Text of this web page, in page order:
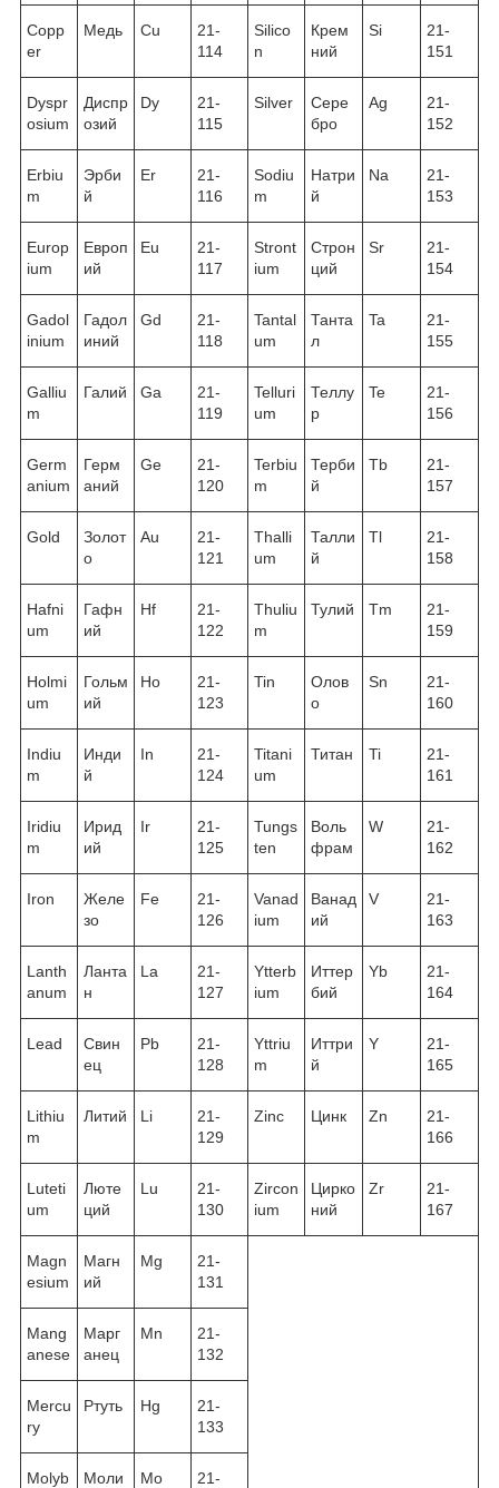
Copp
er
Медь Cu
21-
114
Silico
n
Крем
ний
Si
21-
151
Dyspr
osium
Диспр
озий
Dy
21-
115
Silver
Сере
бро
Ag
21-
152
Erbiu
m
Эрби
й
Er
21-
116
Sodiu
m
Натри
й
Na
21-
153
Europ
ium
Европ
ий
Eu
21-
117
Stront
ium
Строн
ций
Sr
21-
154
Gadol
inium
Гадол
иний
Gd
21-
118
Tantal
um
Танта
л
Ta
21-
155
Galliu
m
Галий Ga
21-
119
Telluri
um
Теллу
р
Te
21-
156
Germ
anium
Герм
аний
Ge
21-
120
Terbiu
m
Терби
й
Tb
21-
157
Gold
Золот
о
Au
21-
121
Thalli
um
Талли
й
Tl
21-
158
Hafni
um
Гафн
ий
Hf
21-
122
Thuliu
m
Тулий Tm
21-
159
Holmi
um
Гольм
ий
Ho
21-
123
Tin
Олов
о
Sn
21-
160
Indiu
m
Инди
й
In
21-
124
Titani
um
Титан Ti
21-
161
Iridiu
m
Ирид
ий
Ir
21-
125
Tungs
ten
Воль
фрам
W
21-
162
Iron
Желе
зо
Fe
21-
126
Vanad
ium
Ванад
ий
V
21-
163
Lanth
anum
Ланта
н
La
21-
127
Ytterb
ium
Иттер
бий
Yb
21-
164
Lead
Свин
ец
Pb
21-
128
Yttriu
m
Иттри
й
Y
21-
165
Lithiu
m
Литий Li
21-
129
Zinc Цинк Zn
21-
166
Luteti
um
Люте
ций
Lu
21-
130
Zircon
ium
Цирко
ний
Zr
21-
167
Magn
esium
Магн
ий
Mg
21-
131
Mang
anese
Марг
анец
Mn
21-
132
Mercu
ry
Ртуть Hg
21-
133
Molyb
Моли
Mo
21-